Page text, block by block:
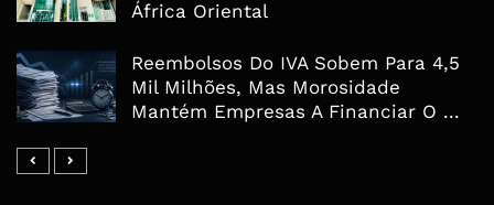
África Oriental
Reembolsos Do IVA Sobem Para 4,5
Mil Milhões, Mas Morosidade
Mantém Empresas A Financiar O ...